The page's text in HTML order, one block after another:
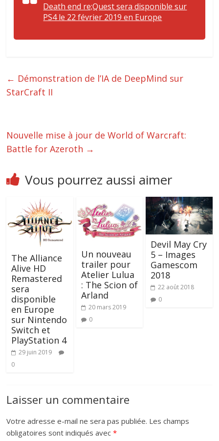
Death end re;Quest sera disponible sur
PS4 le 22 février 2019 en Europe
← Démonstration de l’IA de DeepMind sur
StarCraft II
Nouvelle mise à jour de World of Warcraft:
Battle for Azeroth →
Vous pourrez aussi aimer
The Alliance
Alive HD
Remastered
sera
disponible
en Europe
sur Nintendo
Switch et
PlayStation 4
29 juin 2019
0
Un nouveau
trailer pour
Atelier Lulua
: The Scion of
Arland
20 mars 2019
0
Devil May Cry
5 – Images
Gamescom
2018
22 août 2018
0
Laisser un commentaire
Votre adresse e-mail ne sera pas publiée. Les champs
obligatoires sont indiqués avec*